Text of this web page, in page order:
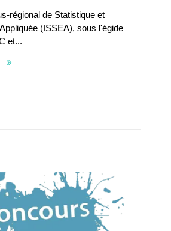
régional de Statistique et
(ISSEA), sous l'égide
et...